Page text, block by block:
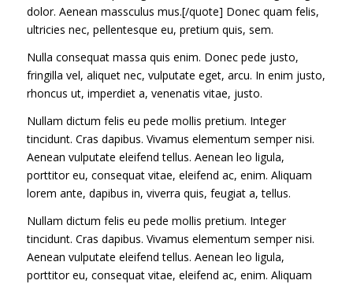
dolor. Aenean massculus mus.[/quote] Donec quam felis,
ultricies nec, pellentesque eu, pretium quis, sem.
Nulla consequat massa quis enim. Donec pede justo,
fringilla vel, aliquet nec, vulputate eget, arcu. In enim justo,
rhoncus ut, imperdiet a, venenatis vitae, justo.
Nullam dictum felis eu pede mollis pretium. Integer
tincidunt. Cras dapibus. Vivamus elementum semper nisi.
Aenean vulputate eleifend tellus. Aenean leo ligula,
porttitor eu, consequat vitae, eleifend ac, enim. Aliquam
lorem ante, dapibus in, viverra quis, feugiat a, tellus.
Nullam dictum felis eu pede mollis pretium. Integer
tincidunt. Cras dapibus. Vivamus elementum semper nisi.
Aenean vulputate eleifend tellus. Aenean leo ligula,
porttitor eu, consequat vitae, eleifend ac, enim. Aliquam